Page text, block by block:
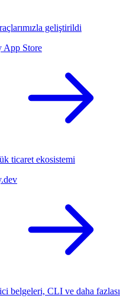
geliştirildi
App Store
ticaret ekosistemi
belgeleri, CLI ve daha fazlası